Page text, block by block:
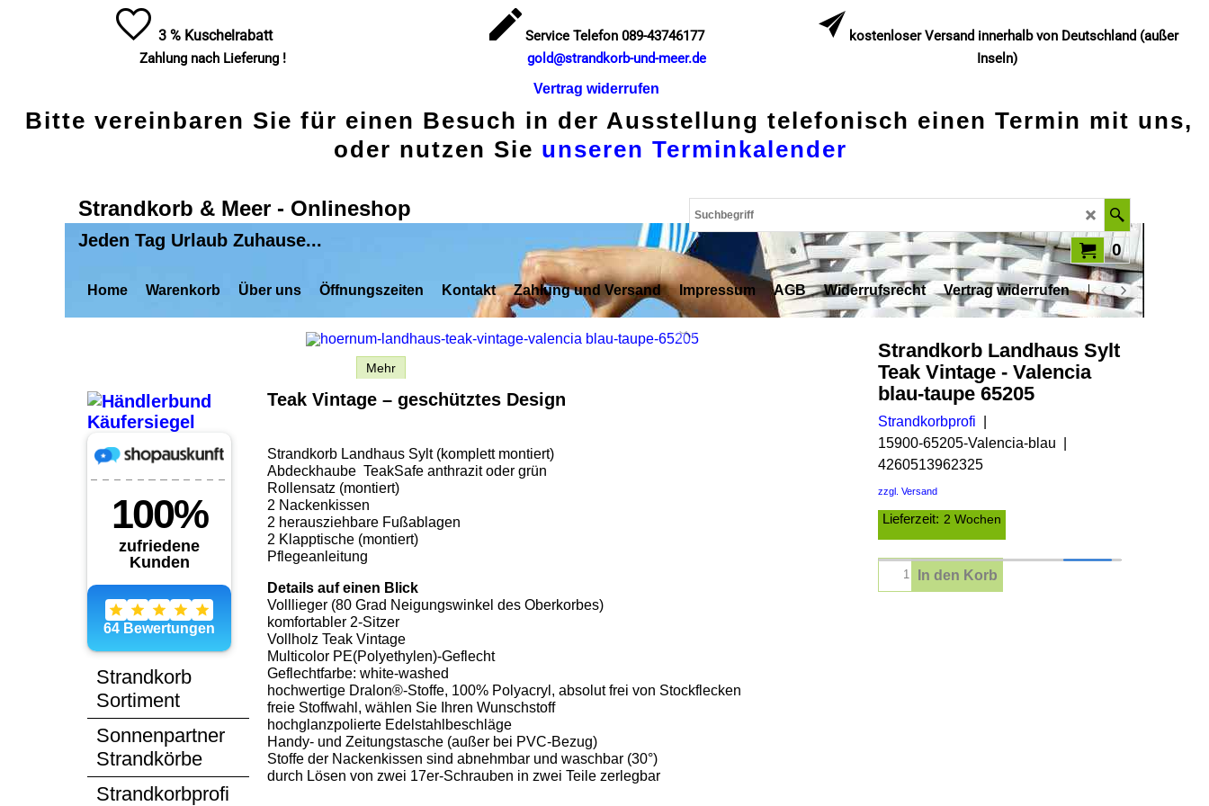
3 % Kuschelrabatt
Zahlung nach Lieferung !
Service Telefon 089-43746177
gold@strandkorb-und-meer.de
Vertrag widerrufen
kostenloser Versand innerhalb von Deutschland (außer
Inseln)
Bitte vereinbaren Sie für einen Besuch in der Ausstellung telefonisch einen Termin mit uns,
oder nutzen Sie unseren Terminkalender
Strandkorb & Meer - Onlineshop
Jeden Tag Urlaub Zuhause... 0
Home Warenkorb Über uns Öffnungszeiten Kontakt Zahlung und Versand Impressum AGB Widerrufsrecht Vertrag widerrufen Datenschutz
Strandkorb
Sortiment
Sonnenpartner
Strandkörbe
Strandkorbprofi
Strandkorb Landhaus Sylt
Teak Vintage - Valencia
blau-taupe 65205
Strandkorbprofi
15900-65205-Valencia-blau
4260513962325
zzgl. Versand
Lieferzeit: 2 Wochen
In den Korb
Mehr
Teak Vintage – geschütztes Design
Strandkorb Landhaus Sylt (komplett montiert)
Abdeckhaube TeakSafe anthrazit oder grün
Rollensatz (montiert)
2 Nackenkissen
2 herausziehbare Fußablagen
2 Klapptische (montiert)
Pflegeanleitung
Details auf einen Blick
Volllieger (80 Grad Neigungswinkel des Oberkorbes)
komfortabler 2-Sitzer
Vollholz Teak Vintage
Multicolor PE(Polyethylen)-Geflecht
Geflechtfarbe: white-washed
hochwertige Dralon®-Stoffe, 100% Polyacryl, absolut frei von Stockflecken
freie Stoffwahl, wählen Sie Ihren Wunschstoff
hochglanzpolierte Edelstahlbeschläge
Handy- und Zeitungstasche (außer bei PVC-Bezug)
Stoffe der Nackenkissen sind abnehmbar und waschbar (30°)
durch Lösen von zwei 17er-Schrauben in zwei Teile zerlegbar